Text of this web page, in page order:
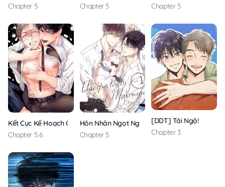
Chapter 5
Chapter 5
Chapter 5
Kết Cục Kế Hoạch Cuộc Đời Tôi
Chapter 5.6
Hôn Nhân Ngọt Ngào Bất Ngờ
Chapter 5
[DDT] Tái Ngộ!
Chapter 3